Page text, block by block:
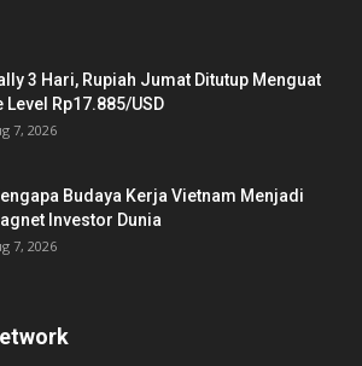
3 Hari, Rupiah Jumat Ditutup Menguat
Level Rp17.885/USD
7, 2026
Budaya Kerja Vietnam Menjadi
Investor Dunia
7, 2026